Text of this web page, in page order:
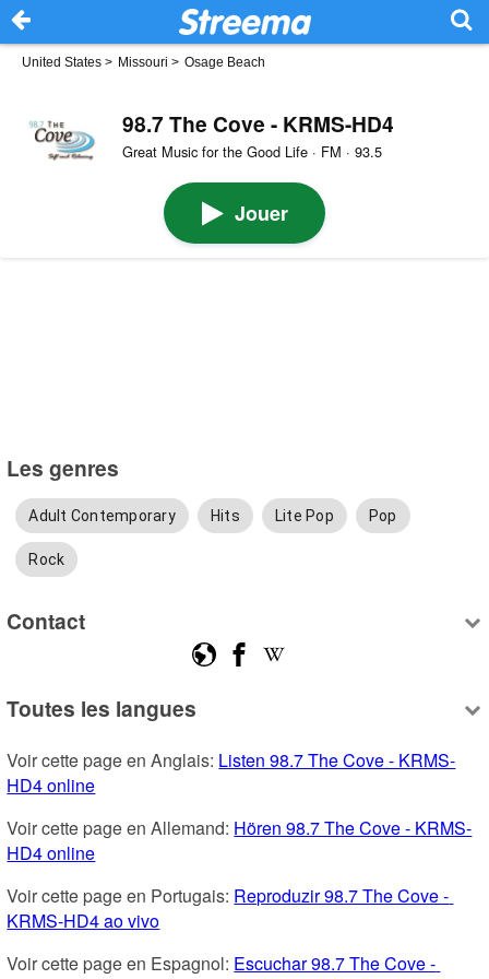
United States > Missouri > Osage Beach
98.7 The Cove - KRMS-HD4
Great Music for the Good Life · FM · 93.5
Jouer
Les genres
Adult Contemporary Hits Lite Pop Pop
Rock
Contact
Toutes les langues
Voir cette page en Anglais: Listen 98.7 The Cove - KRMS-
HD4 online
Voir cette page en Allemand: Hören 98.7 The Cove - KRMS-
HD4 online
Voir cette page en Portugais: Reproduzir 98.7 The Cove -
KRMS-HD4 ao vivo
Voir cette page en Espagnol: Escuchar 98.7 The Cove -